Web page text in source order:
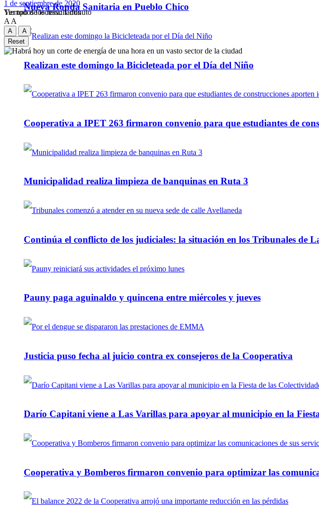
Nueva Ronda Sanitaria en Pueblo Chico
Realizan este domingo la Bicicleteada por el Día del Niño
Cooperativa a IPET 263 firmaron convenio para que estudiantes de
Municipalidad realiza limpieza de banquinas en Ruta 3
Continúa el conflicto de los judiciales: la situación en los Tribunales de
Pauny paga aguinaldo y quincena entre miércoles y jueves
Justicia puso fecha al juicio contra ex consejeros de la Cooperativa
Darío Capitani viene a Las Varillas para apoyar al municipio en la
Cooperativa y Bomberos firmaron convenio para optimizar las
Ver todos los ressultados
1 de septiembre de 2020
Tiempo de lectura: 1 minuto
A A
A
A
Reset